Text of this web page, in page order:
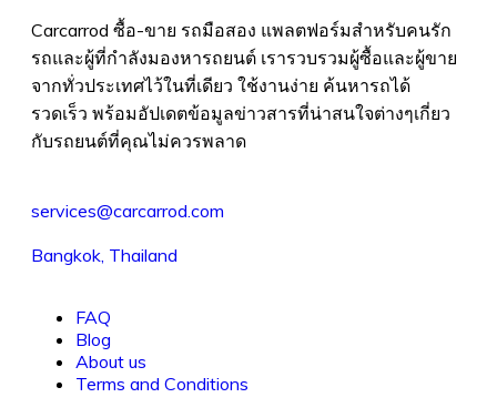
Carcarrod ซื้อ-ขาย รถมือสอง แพลตฟอร์มสำหรับคนรัก
รถและผู้ที่กำลังมองหารถยนต์ เรารวบรวมผู้ซื้อและผู้ขาย
จากทั่วประเทศไว้ในที่เดียว ใช้งานง่าย ค้นหารถได้
รวดเร็ว พร้อมอัปเดตข้อมูลข่าวสารที่น่าสนใจต่างๆเกี่ยว
กับรถยนต์ที่คุณไม่ควรพลาด
services@carcarrod.com
Bangkok, Thailand
FAQ
Blog
About us
Terms and Conditions